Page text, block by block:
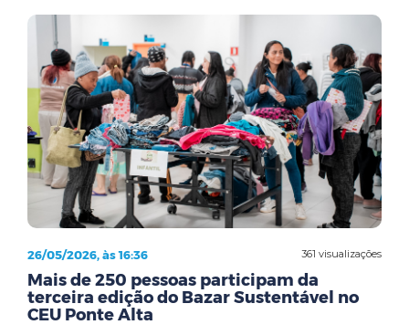
361 visualizações
26/05/2026, às 16:36
Mais de 250 pessoas participam da
terceira edição do Bazar Sustentável no
CEU Ponte Alta